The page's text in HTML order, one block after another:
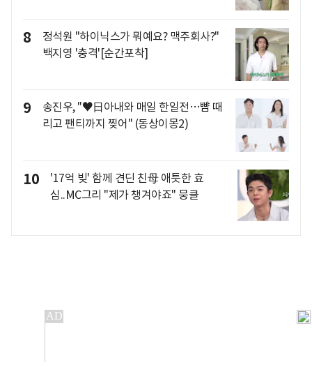
8
정석원 "하이닉스가 뭐예요? 맥주회사?"
백지영 '충격'[순간포착]
9
송진우, "♥日아내와 매일 한일전…뺨 때
리고 팬티까지 찢어" (동상이몽2)
10
'17억 빚' 함께 견딘 친母 애틋한 효
심..MC그리 "제가 챙겨야죠" 뭉클